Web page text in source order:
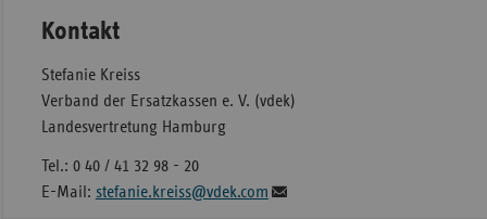
Kontakt
Stefanie Kreiss
Verband der Ersatzkassen e. V. (vdek)
Landesvertretung Hamburg
Tel.: 0 40 / 41 32 98 - 20
E-Mail: stefanie.kreiss@vdek.com